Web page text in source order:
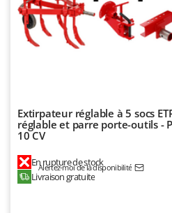
Extirpateur réglable à 5 socs
réglable et parre porte-outils -
10 CV
En rupture de stock
Alertez-moi de la disponibilité
Livraison gratuite